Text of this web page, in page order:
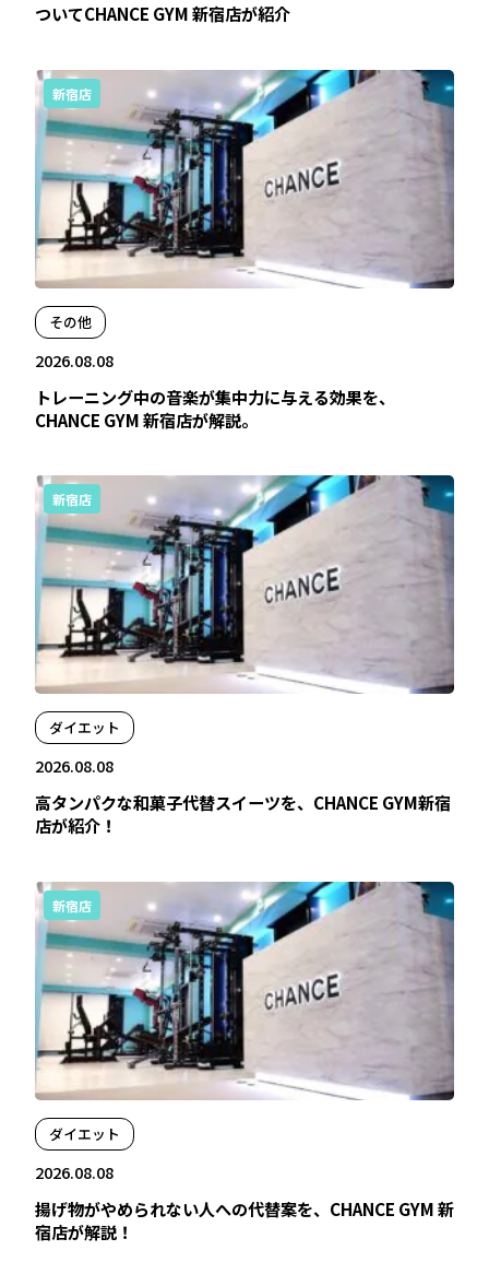
ついてCHANCE GYM 新宿店が紹介
新宿店
その他
2026.08.08
トレーニング中の音楽が集中力に与える効果を、
CHANCE GYM 新宿店が解説。
新宿店
ダイエット
2026.08.08
高タンパクな和菓子代替スイーツを、CHANCE GYM新宿
店が紹介！
新宿店
ダイエット
2026.08.08
揚げ物がやめられない人への代替案を、CHANCE GYM 新
宿店が解説！